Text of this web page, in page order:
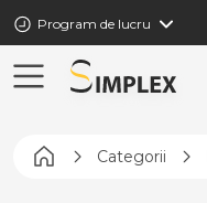
Program de lucru
Pagina principală
Categorii